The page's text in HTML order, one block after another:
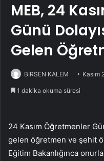
MEB, 24
Günü
Gelen
BİRSEN KALEM Kasım
1 dakika okuma süresi
24 Kasım Öğretmenler
gelen öğretmen ve şehit
Eğitim Bakanlığınca